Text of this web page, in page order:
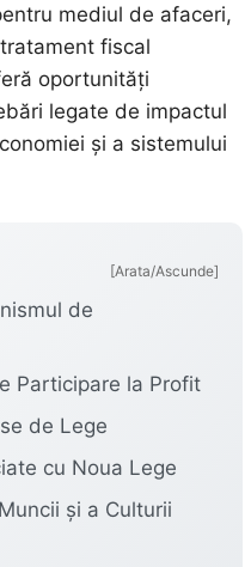
mediul de afaceri,
fiscal
oportunități
legate de impactul
și a sistemului
[Arata/Ascunde]
de
Participare la Profit
de Lege
cu Noua Lege
și a Culturii